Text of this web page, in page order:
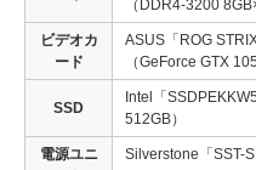
（DDR4-3200
ビデオカ
ード
ASUS「ROG
（GeForce GTX
SSD
Intel「
512GB）
電源ユニ
Silverstone「SST-